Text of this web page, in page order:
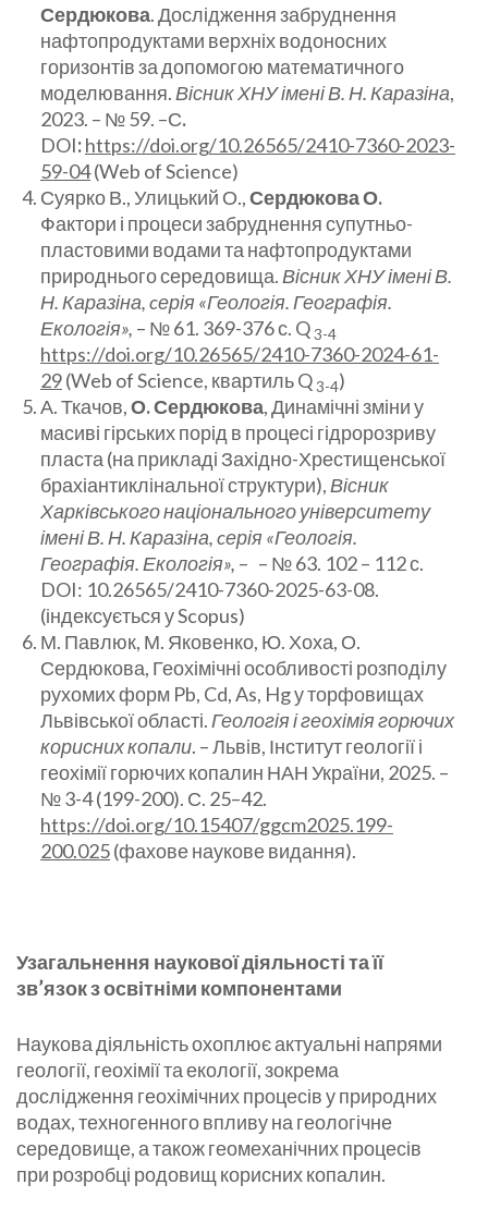
Сердюкова. Дослідження забруднення
нафтопродуктами верхніх водоносних
горизонтів за допомогою математичного
моделювання.Вісник ХНУ імені В. Н. Каразіна,
2023. – № 59. –С.
DOI:https://doi.org/10.26565/2410-7360-2023-
59-04(Web of Science)
Суярко В., Улицький О.,Сердюкова О.
Фактори і процеси забруднення супутньо-
пластовими водами та нафтопродуктами
природнього середовища.Вісник ХНУ імені В.
Н. Каразіна,cерія «Геологія. Географія.
Екологія», – № 61. 369-376 с. Q3-4
https://doi.org/10.26565/2410-7360-2024-61-
29(Web of Science, квартиль Q3-4)
А. Ткачов,О. Сердюкова, Динамічні зміни у
масиві гірських порід в процесі гідророзриву
пласта (на прикладі Західно-Хрестищенської
брахіантиклінальної структури),Вісник
Харківського національного університету
імені В. Н. Каразіна, cерія «Геологія.
Географія. Екологія», – – № 63. 102 – 112 с.
DOI: 10.26565/2410-7360-2025-63-08.
(індексується у Scopus)
М. Павлюк, М. Яковенко, Ю. Хоха, О.
Сердюкова, Геохімічні особливості розподілу
рухомих форм Pb, Cd, As, Hg у торфовищах
Львівської області.Геологія і геохімія горючих
корисних копали. – Львів, Інститут геології і
геохімії горючих копалин НАН України, 2025. –
№ 3-4 (199-200). С. 25–42.
https://doi.org/10.15407/ggcm2025.199-
200.025(фахове наукове видання).
Узагальнення наукової діяльності та її
зв’язок з освітніми компонентами
Наукова діяльність охоплює актуальні напрями
геології, геохімії та екології, зокрема
дослідження геохімічних процесів у природних
водах, техногенного впливу на геологічне
середовище, а також геомеханічних процесів
при розробці родовищ корисних копалин.